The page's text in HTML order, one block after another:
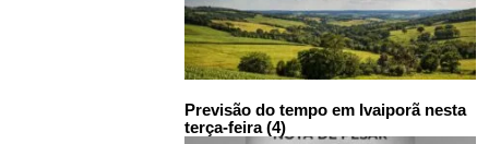
Previsão do tempo em Ivaiporã nesta
terça-feira (4)